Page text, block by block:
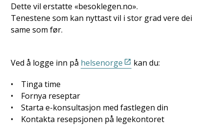
Dette vil erstatte «besoklegen.no».
Tenestene som kan nyttast vil i stor grad vere dei
same som før.
Ved å logge inn på helsenorge
kan du:
• Tinga time
• Fornya reseptar
• Starta e-konsultasjon med fastlegen din
• Kontakta resepsjonen på legekontoret